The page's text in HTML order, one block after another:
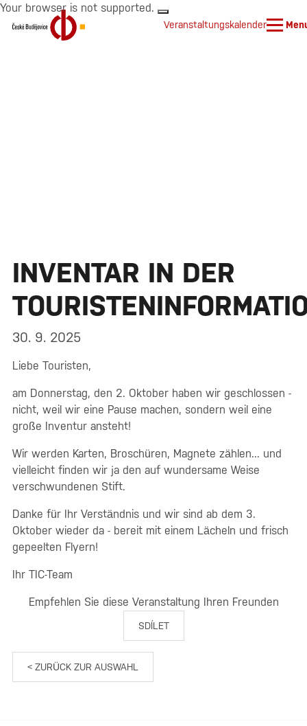
Your browser is not supported.
Veranstaltungskalender
INVENTAR IN DER
30. 9. 2025
Liebe Touristen,
am Donnerstag, den 2. Oktober haben wir geschlossen -
nicht, weil wir eine Pause machen, sondern weil eine
große Inventur ansteht!
Wir werden Karten, Broschüren, Magnete zählen... und
vielleicht finden wir ja den auf wundersame Weise
verschwundenen Stift.
Danke für Ihr Verständnis und wir sind ab dem 3.
Oktober wieder da - bereit mit einem Lächeln und frisch
gepeelten Flyern!
Ihr TIC-Team
Empfehlen Sie diese Veranstaltung Ihren Freunden
SDÍLET
< ZURÜCK ZUR AUSWAHL